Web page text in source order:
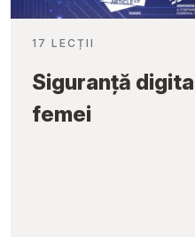
17 LECȚII
Siguranță
femei